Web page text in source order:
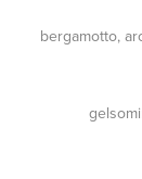
bergamotto,